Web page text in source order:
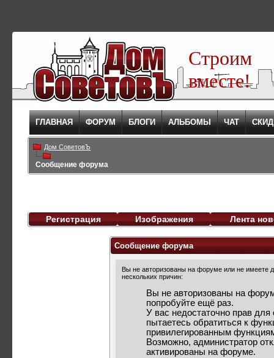
Строим
вместе!
ГЛАВНАЯ ФОРУМ БЛОГИ АЛЬБОМЫ ЧАТ
Дом СоветовЪ
Сообщение форума
Регистрация Изображения Лента
Сообщение форума
Вы не авторизованы на форуме или не имеете
нескольких причин:
Вы не авторизованы на
попробуйте ещё раз.
У вас недостаточно прав
пытаетесь обратиться к
привилегированным
Возможно, администратор
активированы на форуме.